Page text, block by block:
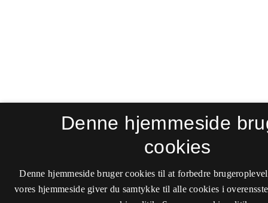
Denne hjemmeside
cookies
Denne hjemmeside bruger cookies til at forbedre
vores hjemmeside giver du samtykke til alle cookies i